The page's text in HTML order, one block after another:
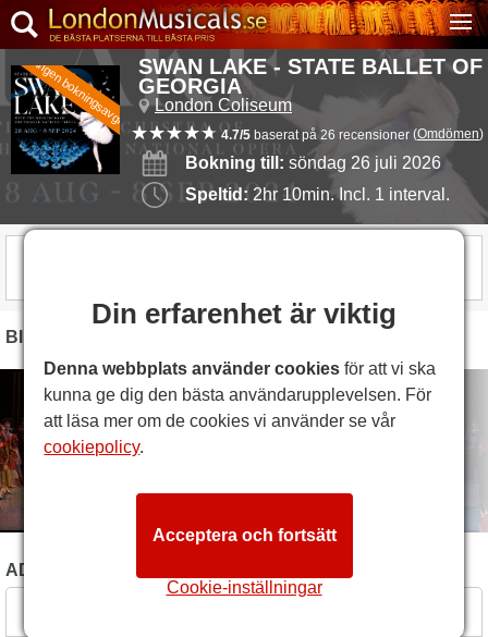
Ingen bokningsavgift SWAN LAKE - STATE BALLET OF
GEORGIA
London Coliseum
4.7/5 baserat på 26 recensioner (Omdömen)
Bokning till: söndag 26 juli 2026
Speltid: 2hr 10min. Incl. 1 interval.
BILDER
ADRESS TILL LONDON COLISEUM
Din erfarenhet är viktig
Denna webbplats använder cookies för att vi ska
kunna ge dig den bästa användarupplevelsen. För
att läsa mer om de cookies vi använder se vår
cookiepolicy.
Cookie-inställningar
Acceptera och fortsätt